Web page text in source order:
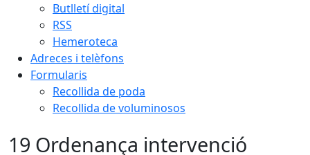
Butlletí digital
RSS
Hemeroteca
Adreces i telèfons
Formularis
Recollida de poda
Recollida de voluminosos
19 Ordenança intervenció